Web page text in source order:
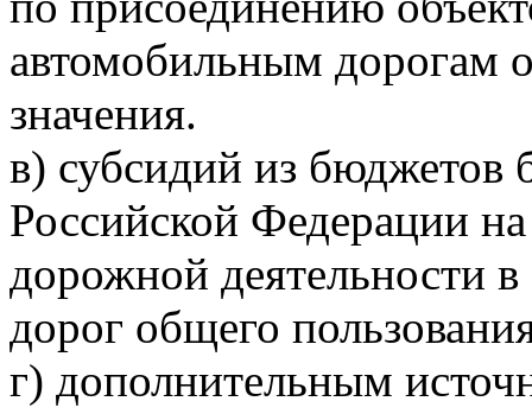
автомобильным дорогам
значения.
в) субсидий из бюджетов
Российской Федерации
дорожной деятельности
дорог общего
г) дополнительным